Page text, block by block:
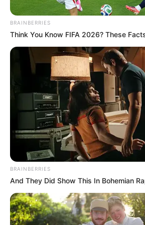
Foto archivo
Levantamiento de cuerpo. Imagen de
Por:Héctor Santiago Guaman
Octubre 16, 2020
BRAINBERRIES
Think You Know FIFA 2026? These
BRAINBERRIES
And They Did Show This In Bohemian